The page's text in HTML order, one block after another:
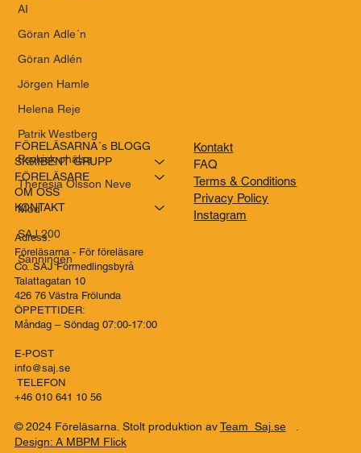
AI
Göran Adle´n
Göran Adlén
Jörgen Hamle
Helena Reje
Patrik Westberg
Psykisk ohälsa
Theresia Olsson Neve
Mod
SAJ 200
Sanningen
FÖRELÄSARNA´s BLOGG
SKRIBENT GRUPP
FÖRELÄSARE
OM OSS
KONTAKT
Adress:
Föreläsarna - För föreläsare
Co..SAJ Förmedlingsbyrå
Talattagatan 10
426 76 Västra Frölunda
ÖPPETTIDER:
Måndag – Söndag 07:00-17:00
E-POST
info@saj.se
TELEFON
+46 010 641 10 56
Kontakt
FAQ
Terms & Conditions
Privacy Policy
Instagram
© 2024 Föreläsarna. Stolt produktion avTeam Saj.se.
Design: A MBPM Flick